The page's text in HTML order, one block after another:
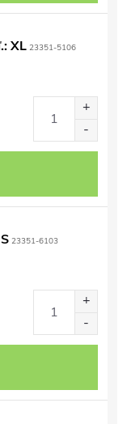
XL 23351-5106
23351-6103